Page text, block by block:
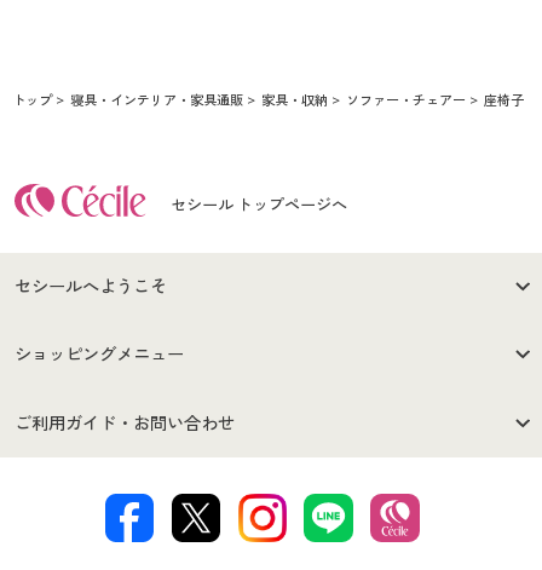
トップ 寝具・インテリア・家具通販 家具・収納 ソファー・チェアー 座椅子
セシール トップページへ
セシールへようこそ
はじめての方へ
セシールご利用規約
著作権・商標について 会社案内
ショッピングメニュー
商品カテゴリ
ご利用ガイド・お問い合わせ
交換・返品は お支払は